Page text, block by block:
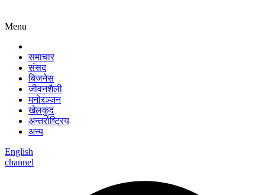
Menu
समाचार
संसद
बिजनेस
जीवनशैली
मनोरञ्जन
खेलकुद
अन्तर्राष्ट्रिय
अन्य
English
channel